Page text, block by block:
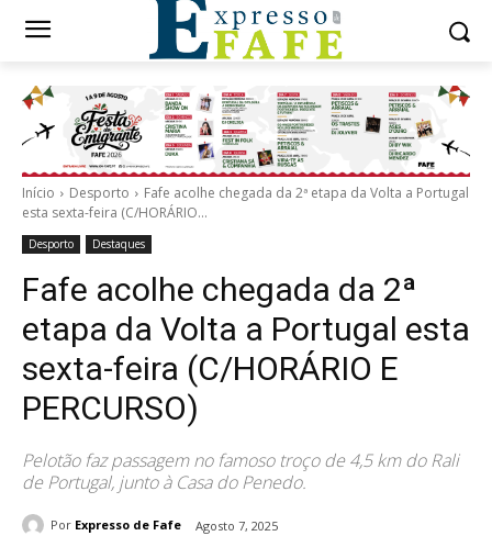
Início Desporto
Fafe acolhe chegada da 2ª etapa da Volta a Portugal
esta sexta-feira (C/HORÁRIO...
Desporto Destaques
Fafe acolhe chegada da 2ª
etapa da Volta a Portugal esta
sexta-feira (C/HORÁRIO E
PERCURSO)
Pelotão faz passagem no famoso troço de 4,5 km do Rali
de Portugal, junto à Casa do Penedo.
Por Expresso de Fafe Agosto 7, 2025